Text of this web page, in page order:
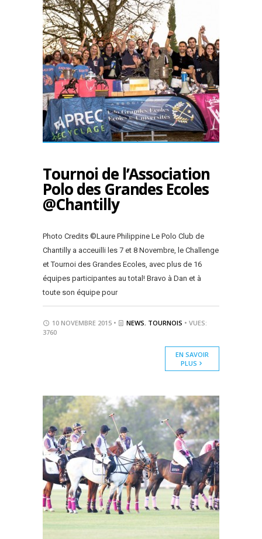
Tournoi de l’Association
Polo des Grandes Ecoles
@Chantilly
Photo Credits ©Laure Philippine Le Polo Club de
Chantilly a acceuilli les 7 et 8 Novembre, le Challenge
et Tournoi des Grandes Ecoles, avec plus de 16
équipes participantes au total! Bravo à Dan et à
toute son équipe pour
10 NOVEMBRE 2015 • NEWS, TOURNOIS • VUES:
3760
EN SAVOIR
PLUS